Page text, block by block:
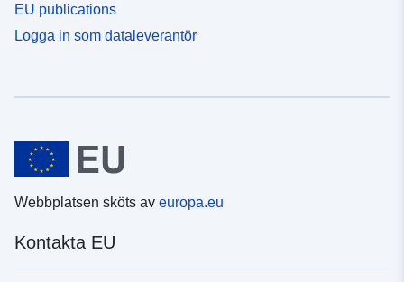
EU publications
Logga in som dataleverantör
Webbplatsen sköts av europa.eu
Kontakta EU